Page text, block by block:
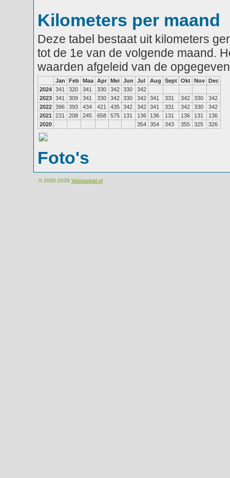
Kilometers per maand
Deze tabel bestaat uit kilometers
tot de 1e van de volgende maand.
waarden afgeleid van de
Jan Feb Maa Apr Mei Jun Jul Aug Sept Okt Nov Dec
2024 341 320 341 330 342 330
342
2023 341 309 341 330 342 330 342 341 331 342 330
342
2022 396 393 434 421 435 342 342 341 331 342 330
342
2021
231 208 245 658 575 131 136 136 131 136 131
136
2020
354 354 343 355 325 326
Foto's
© 2000-2026 Velomobiel.nl